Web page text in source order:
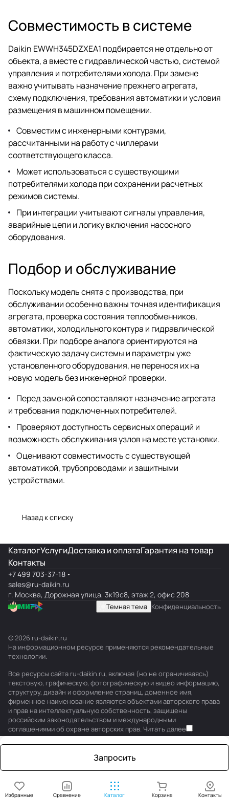
Совместимость в системе
Daikin EWWH345DZXEA1 подбирается не отдельно от
объекта, а вместе с гидравлической частью, системой
управления и потребителями холода. При замене
важно учитывать назначение прежнего агрегата,
схему подключения, требования автоматики и условия
размещения в машинном помещении.
Совместим с инженерными контурами,
рассчитанными на работу с чиллерами
соответствующего класса.
Может использоваться с существующими
потребителями холода при сохранении расчетных
режимов системы.
При интеграции учитывают сигналы управления,
аварийные цепи и логику включения насосного
оборудования.
Подбор и обслуживание
Поскольку модель снята с производства, при
обслуживании особенно важны точная идентификация
агрегата, проверка состояния теплообменников,
автоматики, холодильного контура и гидравлической
обвязки. При подборе аналога ориентируются на
фактическую задачу системы и параметры уже
установленного оборудования, не перенося их на
новую модель без инженерной проверки.
Перед заменой сопоставляют назначение агрегата
и требования подключенных потребителей.
Проверяют доступность сервисных операций и
возможность обслуживания узлов на месте установки.
Оценивают совместимость с существующей
автоматикой, трубопроводами и защитными
устройствами.
Назад к списку
Запросить
Избранные Сравнение Каталог Корзина Контакты
КаталогУслугиДоставка и оплатаГарантия на товар
Контакты
+7 499 703-37-18
sales@ru-daikin.ru
г. Москва, Дорожная улица, 3к19с8, этаж 2, офис 208
Темная тема Конфиденциальность
© 2026 ru-daikin.ru
На информационном ресурсе применяются рекомендательные
технологии.
Все ресурсы сайта ru-daikin.ru, включая (но не ограничиваясь)
текстовую, графическую, фотографическую и видео информацию,
структуру, дизайн и оформление страниц, доменное имя,
фирменное наименование являются объектами авторского права
и прав на интеллектуальную собственность, защищены
российским законодательством и международными
соглашениями об охране авторских прав. Читать далее